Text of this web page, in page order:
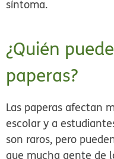
síntoma.
¿Quién
paperas?
Las paperas afectan
escolar y a
son raros, pero
que mucha gente de